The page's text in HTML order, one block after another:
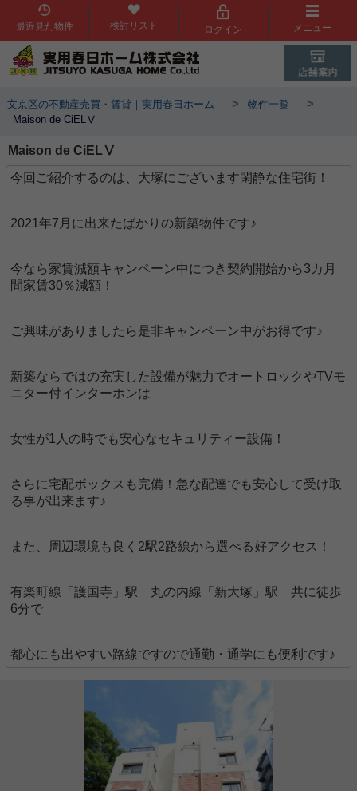
最近見た物件 検討リスト ログイン メニュー
文京区の不動産売買・賃貸｜実用春日ホーム > 物件一覧 >
Maison de CiELⅤ
Maison de CiELⅤ
今回ご紹介するのは、大塚にございます閑静な住宅街！
2021年7月に出来たばかりの新築物件です♪
今なら家賃減額キャンペーン中につき契約開始から3カ月
間家賃30％減額！
ご興味がありましたら是非キャンペーン中がお得です♪
新築ならではの充実した設備が魅力でオートロックやTVモ
ニター付インターホンは
女性が1人の時でも安心なセキュリティー設備！
さらに宅配ボックスも完備！急な配達でも安心して受け取
る事が出来ます♪
また、周辺環境も良く2駅2路線から選べる好アクセス！
有楽町線「護国寺」駅 丸の内線「新大塚」駅 共に徒歩
6分で
都心にも出やすい路線ですので通勤・通学にも便利です♪